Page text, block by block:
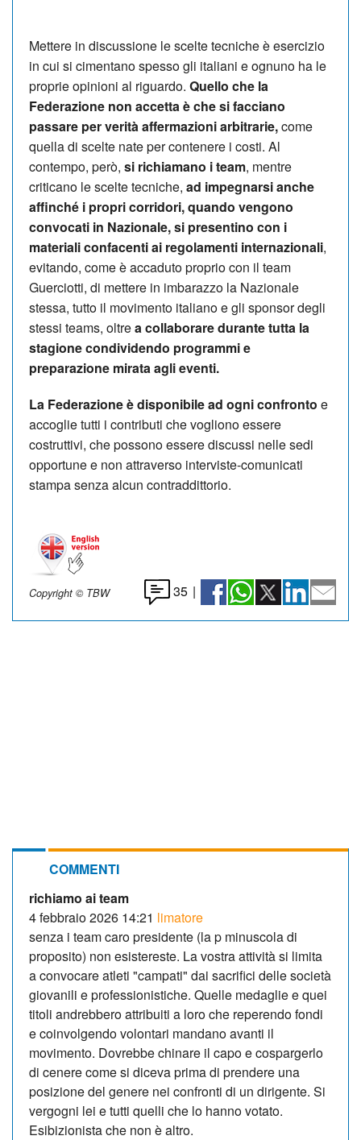
Mettere in discussione le scelte tecniche è esercizio
in cui si cimentano spesso gli italiani e ognuno ha le
proprie opinioni al riguardo. Quello che la
Federazione non accetta è che si facciano
passare per verità affermazioni arbitrarie,come
quella di scelte nate per contenere i costi. Al
contempo, però, si richiamano i team, mentre
criticano le scelte tecniche, ad impegnarsi anche
affinché i propri corridori, quando vengono
convocati in Nazionale, si presentino con i
materiali confacenti ai regolamenti internazionali,
evitando, come è accaduto proprio con il team
Guerciotti, di mettere in imbarazzo la Nazionale
stessa, tutto il movimento italiano e gli sponsor degli
stessi teams, oltrea collaborare durante tutta la
stagione condividendo programmi e
preparazione mirata agli eventi.
La Federazione è disponibile ad ogni confronto e
accoglie tutti i contributi che vogliono essere
costruttivi, che possono essere discussi nelle sedi
opportune e non attraverso interviste-comunicati
stampa senza alcun contraddittorio.
Copyright © TBW 35 |
COMMENTI
richiamo ai team
4 febbraio 2026 14:21 limatore
senza i team caro presidente (la p minuscola di
proposito) non esistereste. La vostra attività si limita
a convocare atleti "campati" dai sacrifici delle società
giovanili e professionistiche. Quelle medaglie e quei
titoli andrebbero attribuiti a loro che reperendo fondi
e coinvolgendo volontari mandano avanti il
movimento. Dovrebbe chinare il capo e cospargerlo
di cenere come si diceva prima di prendere una
posizione del genere nei confronti di un dirigente. Si
vergogni lei e tutti quelli che lo hanno votato.
Esibizionista che non è altro.